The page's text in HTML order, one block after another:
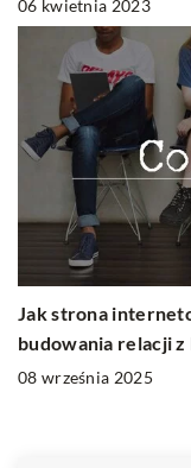
06 kwietnia 2023
Jak strona
budowania relacji
08 września 2025